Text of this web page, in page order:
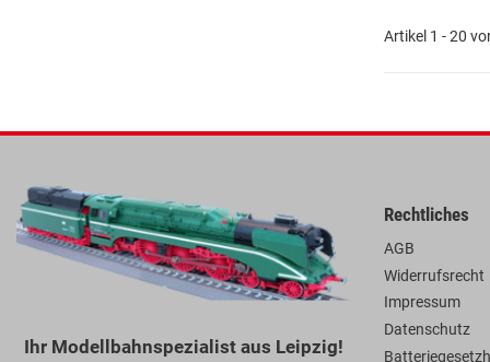
Artikel 1 - 20
Ihr Modellbahnspezialist aus Leipzig!
Rechtliches
AGB
Widerrufsrecht
Impressum
Datenschutz